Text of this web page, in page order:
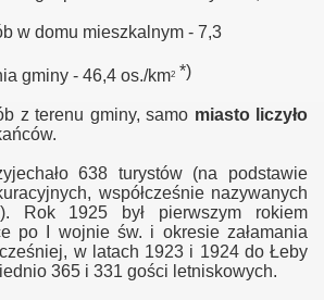
w domu mieszkalnym - 7,3
gminy - 46,4 os./km2 *)
z terenu gminy, samo miasto liczyło
638 turystów (na podstawie
współcześnie nazywanych
Rok 1925 był pierwszym rokiem
po I wojnie św. i okresie załamania
w latach 1923 i 1924 do Łeby
365 i 331 gości letniskowych.